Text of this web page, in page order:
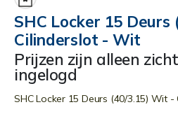
begin
van
de
afbeeldingen-
gallerij
SHC Locker 15 Deurs
Cilinderslot - Wit
Prijzen zijn alleen
ingelogd
SHC Locker 15 Deurs (40/3.15) Wit -